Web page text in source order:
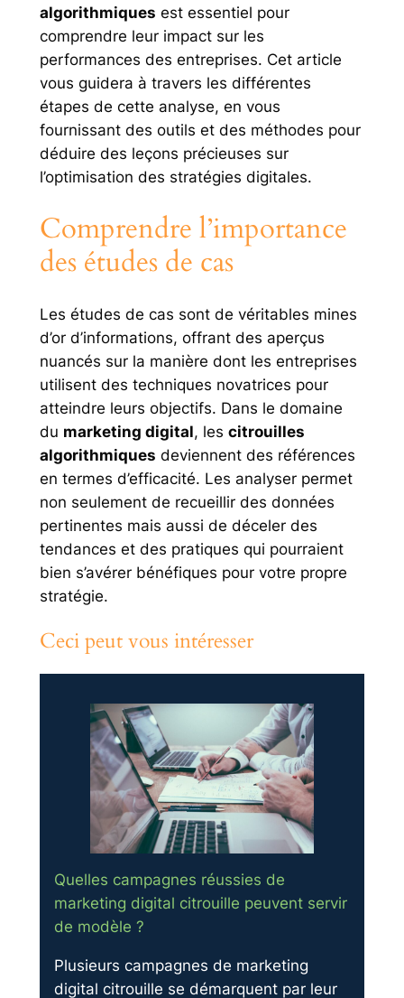
algorithmiques est essentiel pour
comprendre leur impact sur les
performances des entreprises. Cet article
vous guidera à travers les différentes
étapes de cette analyse, en vous
fournissant des outils et des méthodes pour
déduire des leçons précieuses sur
l’optimisation des stratégies digitales.
Comprendre l’importance
des études de cas
Les études de cas sont de véritables mines
d’or d’informations, offrant des aperçus
nuancés sur la manière dont les entreprises
utilisent des techniques novatrices pour
atteindre leurs objectifs. Dans le domaine
du marketing digital, les citrouilles
algorithmiques deviennent des références
en termes d’efficacité. Les analyser permet
non seulement de recueillir des données
pertinentes mais aussi de déceler des
tendances et des pratiques qui pourraient
bien s’avérer bénéfiques pour votre propre
stratégie.
Ceci peut vous intéresser
Quelles campagnes réussies de
marketing digital citrouille peuvent servir
de modèle ?
Plusieurs campagnes de marketing
digital citrouille se démarquent par leur